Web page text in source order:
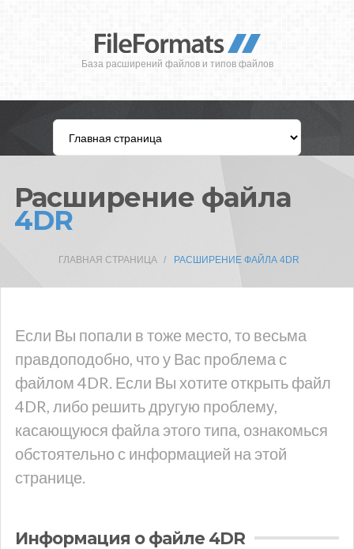
База расширений файлов и типов файлов
Расширение файла
4DR
ГЛАВНАЯ СТРАНИЦА РАСШИРЕНИЕ ФАЙЛА 4DR
Если Вы попали в тоже место, то весьма
правдоподобно, что у Вас проблема с
файлом 4DR. Если Вы хотите открыть файл
4DR, либо решить другую проблему,
касающуюся файла этого типа, ознакомься
обстоятельно с информацией на этой
странице.
Информация о файле 4DR